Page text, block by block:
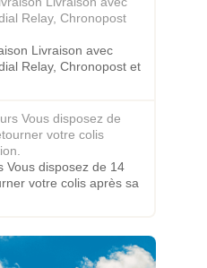
Livraison avec
Relay, Chronopost et
Vous disposez de 14
votre colis après sa